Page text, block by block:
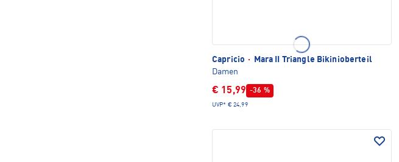
Capricio ·
Mara II Triangle Bikinioberteil
Damen
€ 15,99 -36 %
UVP* € 24,99